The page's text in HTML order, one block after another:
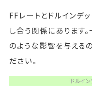
FFレートとドルインデ
し合う関係にあります
のような影響を与える
ださい。